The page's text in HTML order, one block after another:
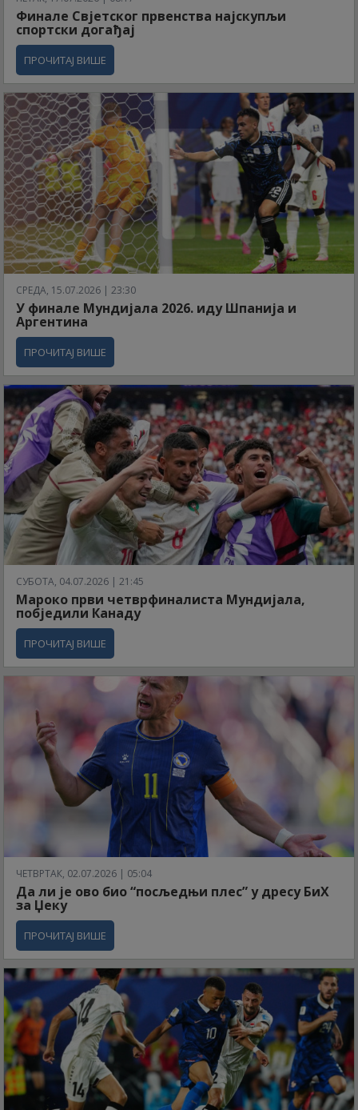
Финале Свјетског првенства најскупљи
спортски догађај
ПРОЧИТАЈ ВИШЕ
СРЕДА, 15.07.2026 | 23:30
У финале Мундијала 2026. иду Шпанија и
Аргентина
ПРОЧИТАЈ ВИШЕ
СУБОТА, 04.07.2026 | 21:45
Мароко први четврфиналиста Мундијала,
побједили Канаду
ПРОЧИТАЈ ВИШЕ
ЧЕТВРТАК, 02.07.2026 | 05:04
Да ли је ово био “посљедњи плес” у дресу БиХ
за Џеку
ПРОЧИТАЈ ВИШЕ